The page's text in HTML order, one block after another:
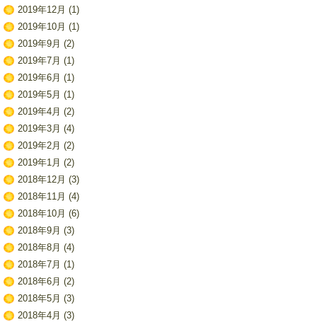
2019年12月 (1)
2019年10月 (1)
2019年9月 (2)
2019年7月 (1)
2019年6月 (1)
2019年5月 (1)
2019年4月 (2)
2019年3月 (4)
2019年2月 (2)
2019年1月 (2)
2018年12月 (3)
2018年11月 (4)
2018年10月 (6)
2018年9月 (3)
2018年8月 (4)
2018年7月 (1)
2018年6月 (2)
2018年5月 (3)
2018年4月 (3)